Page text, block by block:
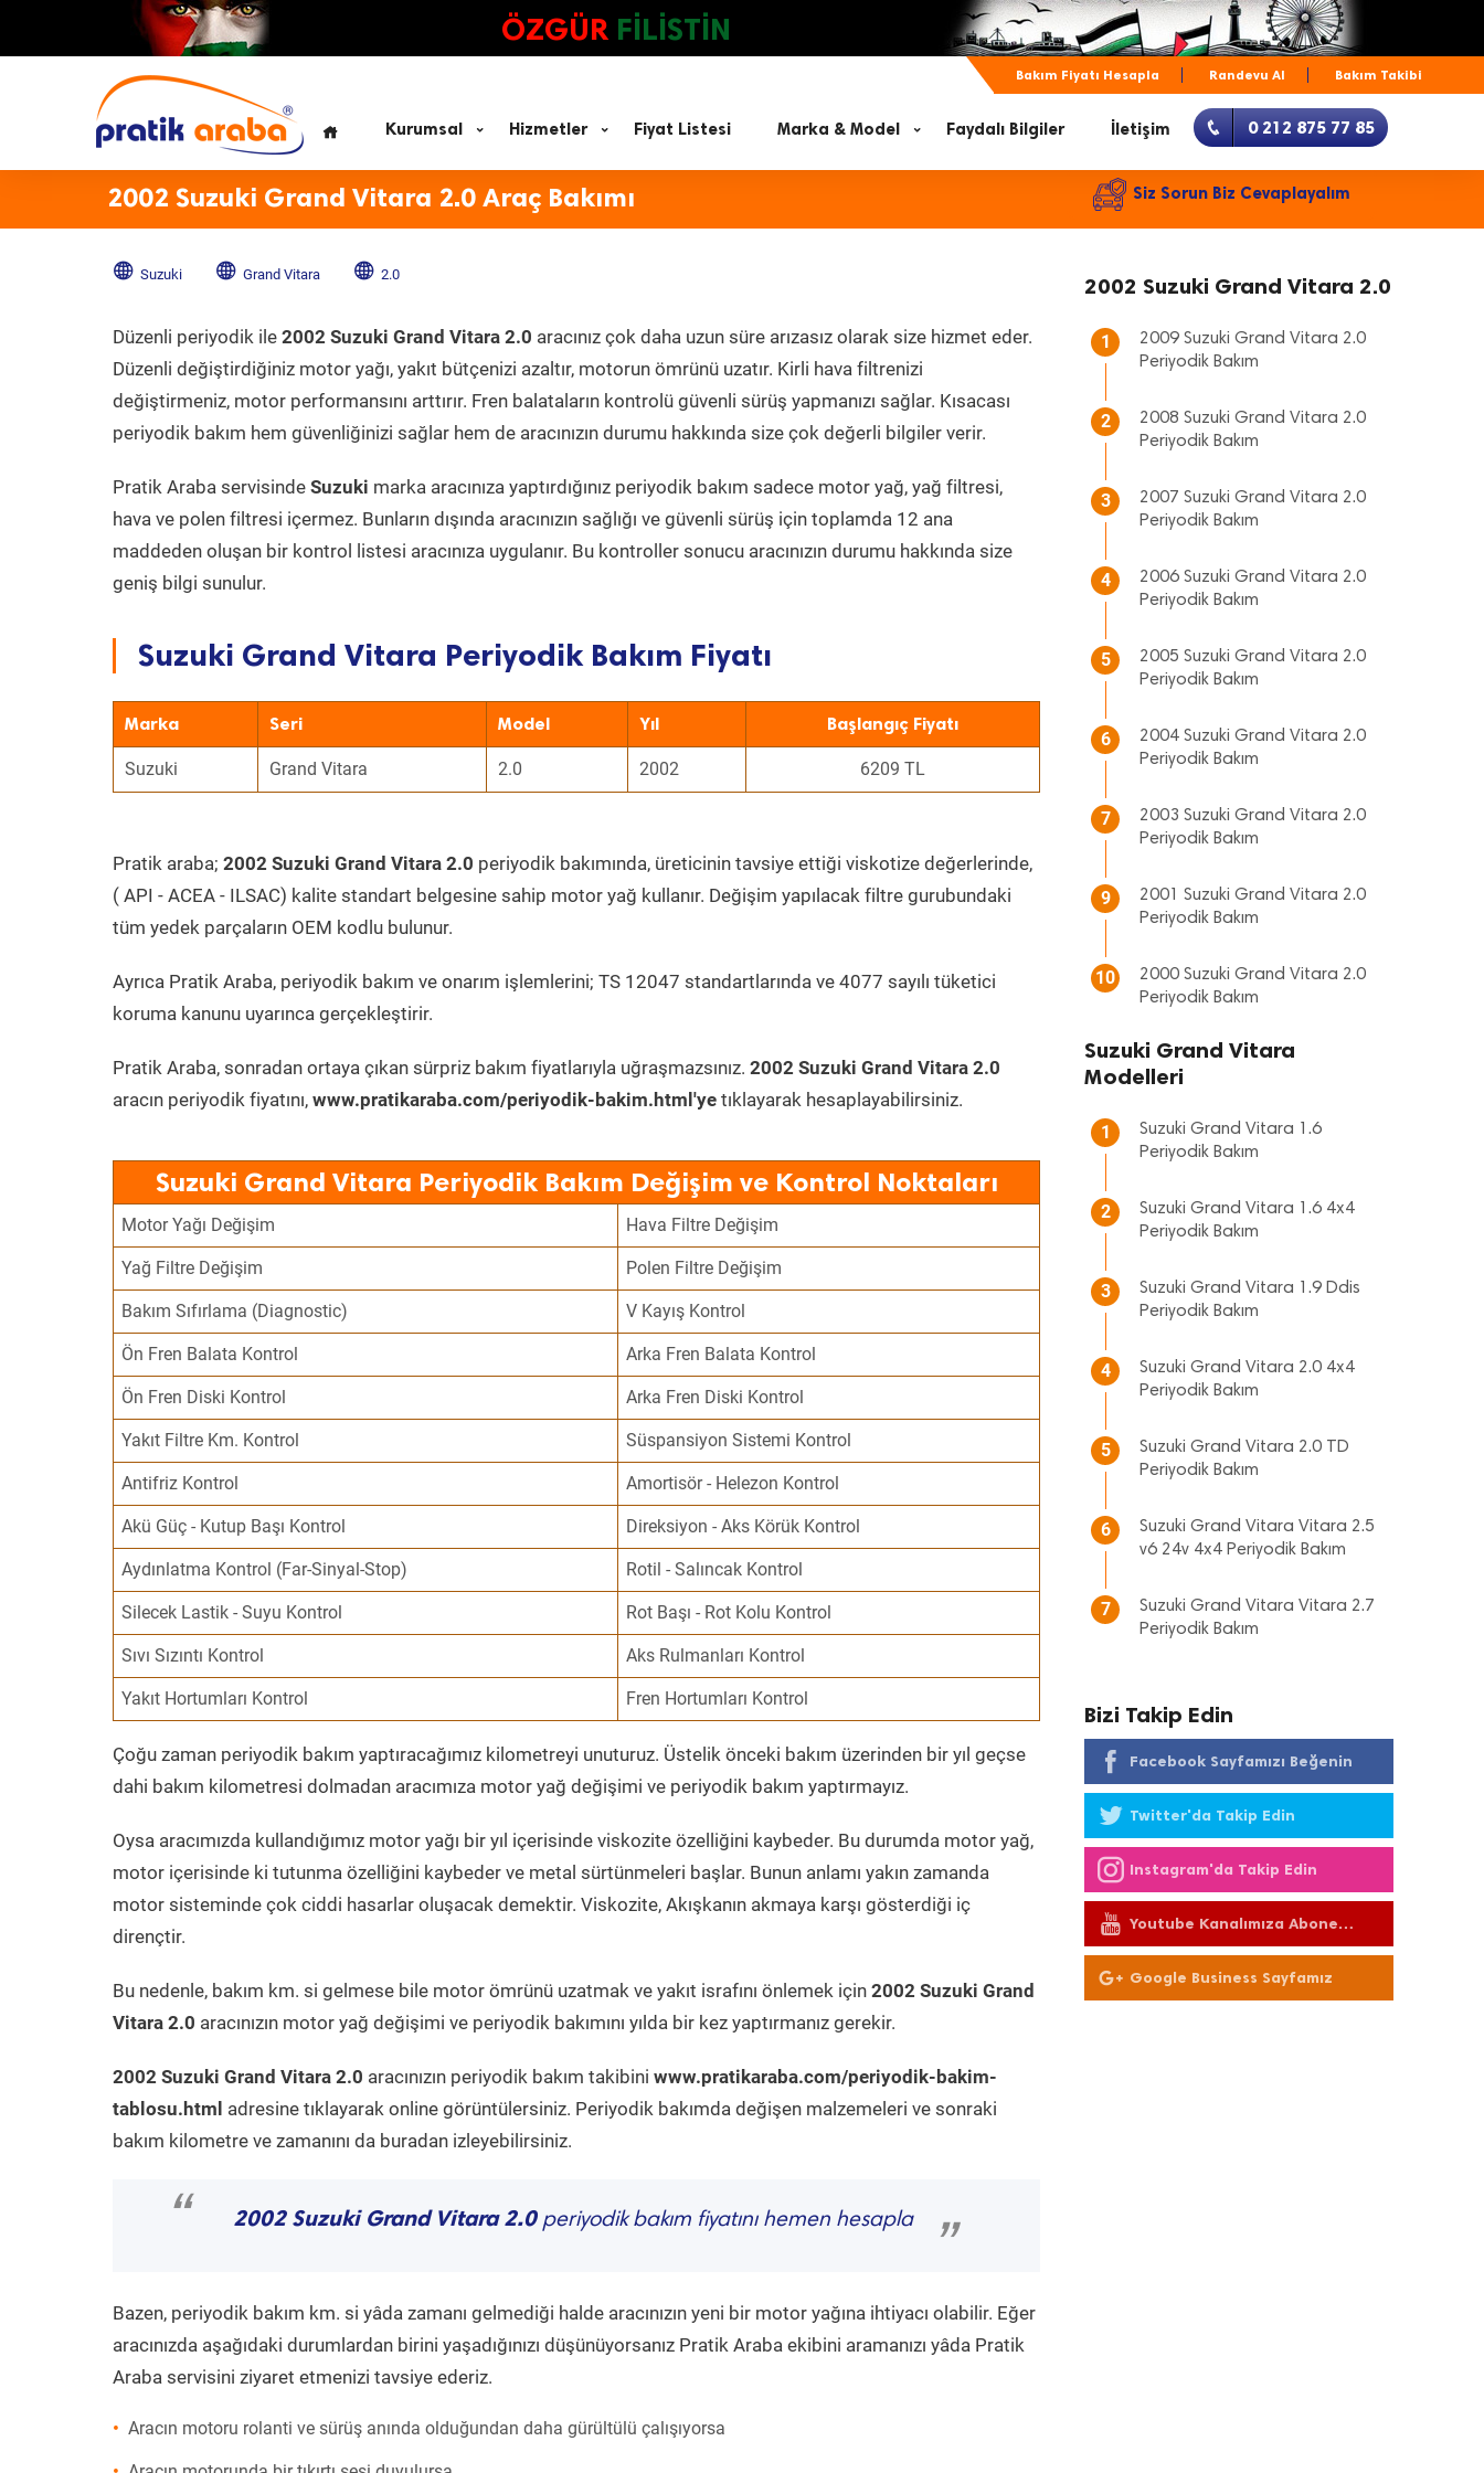
ÖZGÜR FİLİSTİN
Bakım Fiyatı Hesapla Randevu Al Bakım Takibi
Kurumsal Hizmetler Fiyat Listesi Marka & Model Faydalı Bilgiler İletişim 0 212 875 77 85
2002 Suzuki Grand Vitara 2.0 Araç Bakımı Siz Sorun Biz Cevaplayalım
Suzuki Grand Vitara 2.0
Düzenli periyodik ile 2002 Suzuki Grand Vitara 2.0 aracınız çok daha uzun süre arızasız olarak size hizmet eder.
Düzenli değiştirdiğiniz motor yağı, yakıt bütçenizi azaltır, motorun ömrünü uzatır. Kirli hava filtrenizi
değiştirmeniz, motor performansını arttırır. Fren balataların kontrolü güvenli sürüş yapmanızı sağlar. Kısacası
periyodik bakım hem güvenliğinizi sağlar hem de aracınızın durumu hakkında size çok değerli bilgiler verir.
Pratik Araba servisinde Suzuki marka aracınıza yaptırdığınız periyodik bakım sadece motor yağ, yağ filtresi,
hava ve polen filtresi içermez. Bunların dışında aracınızın sağlığı ve güvenli sürüş için toplamda 12 ana
maddeden oluşan bir kontrol listesi aracınıza uygulanır. Bu kontroller sonucu aracınızın durumu hakkında size
geniş bilgi sunulur.
Suzuki Grand Vitara Periyodik Bakım Fiyatı
Marka Seri Model Yıl Başlangıç Fiyatı
Suzuki Grand Vitara 2.0 2002 6209 TL
Pratik araba; 2002 Suzuki Grand Vitara 2.0 periyodik bakımında, üreticinin tavsiye ettiği viskotize değerlerinde,
( API - ACEA - ILSAC) kalite standart belgesine sahip motor yağ kullanır. Değişim yapılacak filtre gurubundaki
tüm yedek parçaların OEM kodlu bulunur.
Ayrıca Pratik Araba, periyodik bakım ve onarım işlemlerini; TS 12047 standartlarında ve 4077 sayılı tüketici
koruma kanunu uyarınca gerçekleştirir.
Pratik Araba, sonradan ortaya çıkan sürpriz bakım fiyatlarıyla uğraşmazsınız. 2002 Suzuki Grand Vitara 2.0
aracın periyodik fiyatını, www.pratikaraba.com/periyodik-bakim.html'ye tıklayarak hesaplayabilirsiniz.
Suzuki Grand Vitara Periyodik Bakım Değişim ve Kontrol Noktaları
Motor Yağı Değişim Hava Filtre Değişim
Yağ Filtre Değişim Polen Filtre Değişim
Bakım Sıfırlama (Diagnostic) V Kayış Kontrol
Ön Fren Balata Kontrol Arka Fren Balata Kontrol
Ön Fren Diski Kontrol Arka Fren Diski Kontrol
Yakıt Filtre Km. Kontrol Süspansiyon Sistemi Kontrol
Antifriz Kontrol Amortisör - Helezon Kontrol
Akü Güç - Kutup Başı Kontrol Direksiyon - Aks Körük Kontrol
Aydınlatma Kontrol (Far-Sinyal-Stop) Rotil - Salıncak Kontrol
Silecek Lastik - Suyu Kontrol Rot Başı - Rot Kolu Kontrol
Sıvı Sızıntı Kontrol Aks Rulmanları Kontrol
Yakıt Hortumları Kontrol Fren Hortumları Kontrol
Çoğu zaman periyodik bakım yaptıracağımız kilometreyi unuturuz. Üstelik önceki bakım üzerinden bir yıl geçse
dahi bakım kilometresi dolmadan aracımıza motor yağ değişimi ve periyodik bakım yaptırmayız.
Oysa aracımızda kullandığımız motor yağı bir yıl içerisinde viskozite özelliğini kaybeder. Bu durumda motor yağ,
motor içerisinde ki tutunma özelliğini kaybeder ve metal sürtünmeleri başlar. Bunun anlamı yakın zamanda
motor sisteminde çok ciddi hasarlar oluşacak demektir. Viskozite, Akışkanın akmaya karşı gösterdiği iç
dirençtir.
Bu nedenle, bakım km. si gelmese bile motor ömrünü uzatmak ve yakıt israfını önlemek için 2002 Suzuki Grand
Vitara 2.0 aracınızın motor yağ değişimi ve periyodik bakımını yılda bir kez yaptırmanız gerekir.
2002 Suzuki Grand Vitara 2.0 aracınızın periyodik bakım takibini www.pratikaraba.com/periyodik-bakim-
tablosu.html adresine tıklayarak online görüntülersiniz. Periyodik bakımda değişen malzemeleri ve sonraki
bakım kilometre ve zamanını da buradan izleyebilirsiniz.
“ 2002 Suzuki Grand Vitara 2.0periyodik bakım fiyatını hemen hesapla
”
Bazen, periyodik bakım km. si yâda zamanı gelmediği halde aracınızın yeni bir motor yağına ihtiyacı olabilir. Eğer
aracınızda aşağıdaki durumlardan birini yaşadığınızı düşünüyorsanız Pratik Araba ekibini aramanızı yâda Pratik
Araba servisini ziyaret etmenizi tavsiye ederiz.
Aracın motoru rolanti ve sürüş anında olduğundan daha gürültülü çalışıyorsa
2002 Suzuki Grand Vitara 2.0
1
2009 Suzuki Grand Vitara 2.0
Periyodik Bakım
2
2008 Suzuki Grand Vitara 2.0
Periyodik Bakım
3
2007 Suzuki Grand Vitara 2.0
Periyodik Bakım
4
2006 Suzuki Grand Vitara 2.0
Periyodik Bakım
5
2005 Suzuki Grand Vitara 2.0
Periyodik Bakım
6
2004 Suzuki Grand Vitara 2.0
Periyodik Bakım
7
2003 Suzuki Grand Vitara 2.0
Periyodik Bakım
9
2001 Suzuki Grand Vitara 2.0
Periyodik Bakım
10
2000 Suzuki Grand Vitara 2.0
Periyodik Bakım
Suzuki Grand Vitara
Modelleri
1
Suzuki Grand Vitara 1.6
Periyodik Bakım
2
Suzuki Grand Vitara 1.6 4x4
Periyodik Bakım
3
Suzuki Grand Vitara 1.9 Ddis
Periyodik Bakım
4
Suzuki Grand Vitara 2.0 4x4
Periyodik Bakım
5
Suzuki Grand Vitara 2.0 TD
Periyodik Bakım
6
Suzuki Grand Vitara Vitara 2.5
v6 24v 4x4 Periyodik Bakım
7
Suzuki Grand Vitara Vitara 2.7
Periyodik Bakım
Bizi Takip Edin
Facebook Sayfamızı Beğenin
Twitter'da Takip Edin
Instagram'da Takip Edin
Youtube Kanalımıza Abone
Olun
Google Business Sayfamız